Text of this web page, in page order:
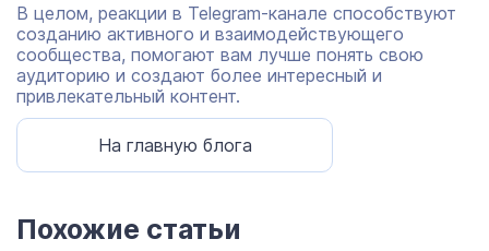
В целом, реакции в Telegram-канале способствуют
созданию активного и взаимодействующего
сообщества, помогают вам лучше понять свою
аудиторию и создают более интересный и
привлекательный контент.
На главную блога
Похожие статьи